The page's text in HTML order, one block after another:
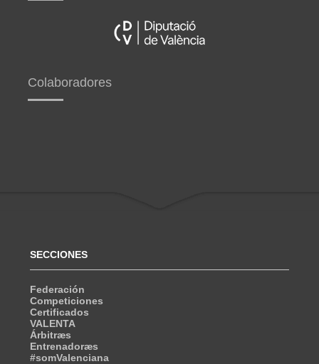
Colaboradores
SECCIONES
Federación
Competiciones
Certificados
VALENTA
Árbitræs
Entrenadoræs
#somValenciana